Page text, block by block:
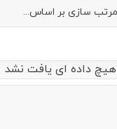
هیچ داده ای یافت نشد